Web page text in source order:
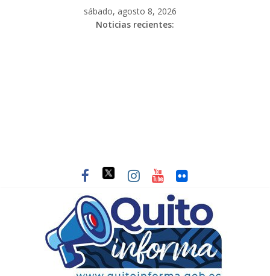
sábado, agosto 8, 2026
Noticias recientes: